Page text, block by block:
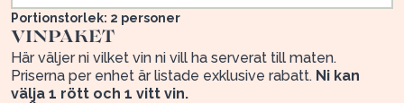
Portionstorlek: 2 personer
VINPAKET
Här väljer ni vilket vin ni vill ha serverat till maten.
Priserna per enhet är listade exklusive rabatt. Ni kan
välja 1 rött och 1 vitt vin.